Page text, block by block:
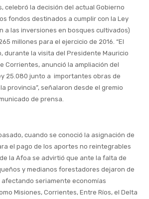
celebró la decisión del actual Gobierno
fondos destinados a cumplir con la Ley
a las inversiones en bosques cultivados)
millones para el ejercicio de 2016. “El
durante la visita del Presidente Mauricio
Corrientes, anunció la ampliación del
25.080 junto a importantes obras de
provincia”, señalaron desde el gremio
de prensa.
cuando se conoció la asignación de
el pago de los aportes no reintegrables
la Afoa se advirtió que ante la falta de
y medianos forestadores dejaron de
seriamente economías
Misiones, Corrientes, Entre Ríos, el Delta